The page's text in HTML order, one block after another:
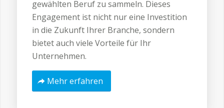
gewählten Beruf zu sammeln. Dieses
Engagement ist nicht nur eine Investition
in die Zukunft Ihrer Branche, sondern
bietet auch viele Vorteile für Ihr
Unternehmen.
Mehr erfahren